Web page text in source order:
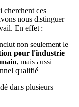
cherchent des
nous distinguer
En effet :
non seulement le
pour l'industrie
, mais aussi
qualifié
dans plusieurs